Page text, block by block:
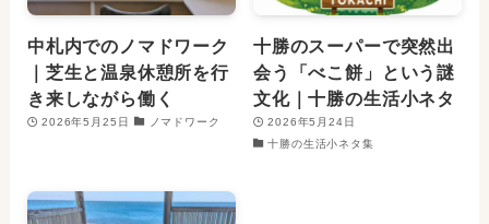
中札内でのノマドワーク
｜芝生と温泉休憩所を行
き来しながら働く
2026年5月25日 ノマドワーク
十勝のスーパーで突然出
会う「べこ餅」という謎
文化｜十勝の生活小ネタ
2026年5月24日
十勝の生活小ネタ集